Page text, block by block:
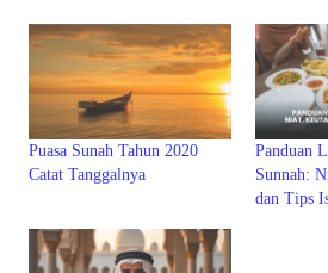
Puasa Sunah Tahun 2020
Catat Tanggalnya
Panduan
Sunnah:
dan Tips